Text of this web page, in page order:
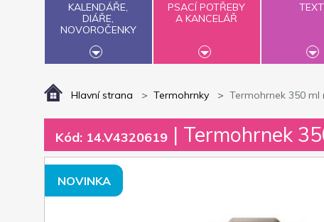
KALENDÁŘE,
DIÁŘE,
NOVOROČENKY
PSACÍ POTŘEBY
A KANCELÁŘ
Hlavní strana Termohrnky Termohrnek 350 ml
Kód: 14.V4320619 | Termohrnek
NOVINKA